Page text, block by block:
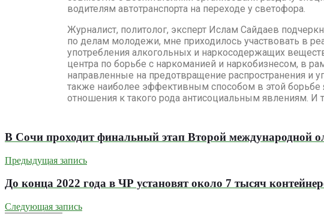
водителям автотранспорта на переходе у светофора.
Журналист, политолог, эксперт Ислам Сайдаев
по делам молодежи, мне приходилось участвовать в
употребления алкогольных и наркосодержащих
центра по борьбе с наркоманией и наркобизнесом, в
направленные на предотвращение распространения и
также наиболее эффективным способом в этой борьбе
отношения к такого рода антисоциальным явлениям.
В Сочи проходит финальный этап Второй международной
Предыдущая запись
До конца 2022 года в ЧР установят около 7 тысяч
Следующая запись